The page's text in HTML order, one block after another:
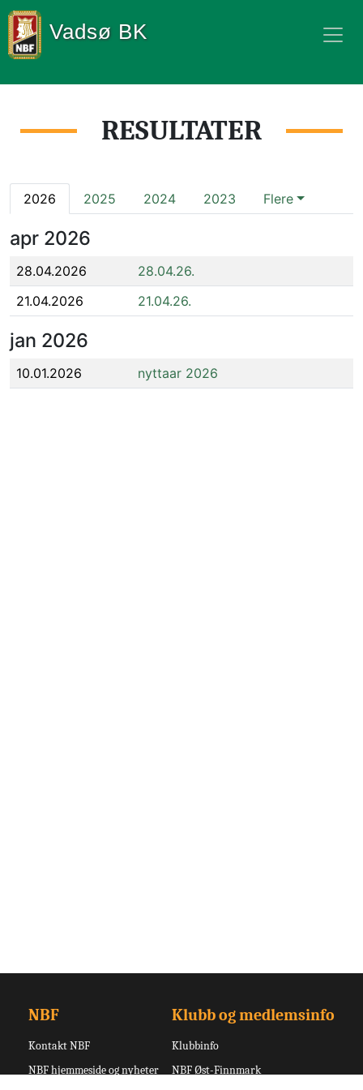
Vadsø BK
RESULTATER
2026 2025 2024 2023 Flere
apr 2026
28.04.2026
28.04.26.
21.04.2026
21.04.26.
jan 2026
10.01.2026 nyttaar 2026
NBF
Kontakt NBF
NBF hjemmeside og nyheter
Klubb og medlemsinfo
Klubbinfo
NBF Øst-Finnmark